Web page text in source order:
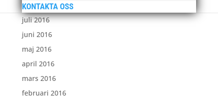
KONTAKTA OSS
augusti 2016
juli 2016
juni 2016
maj 2016
april 2016
mars 2016
februari 2016